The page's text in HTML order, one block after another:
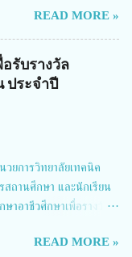
แพร่ผลการดำเนินงาน
ส่วน เพื่อลดอุบัติเหตุและ
ที่ 5 ในวันที่ 22 มีนาคม
นการวิจัยแห่งชาติ เป็น
ยเพื่อความปลอดภัยทาง
อำนวยการกองบริหารทุน
ทบุรี ดร.วิภารัตน์ ดีอ่อง
ในฐานะหน่วยงานบริหาร
ของกา...
READ MORE »
รับรางวัล
ประจำปี
ยการวิทยาลัยเทคนิค
ถานศึกษา และนักเรียน
าอาชีวศึกษาเพื่อรางวัล
คตาก ประธานคณะอนุกร
READ MORE »